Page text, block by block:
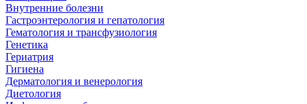
Внутренние болезни
Гастроэнтерология и гепатология
Гематология и трансфузиология
Генетика
Гериатрия
Гигиена
Дерматология и венерология
Диетология